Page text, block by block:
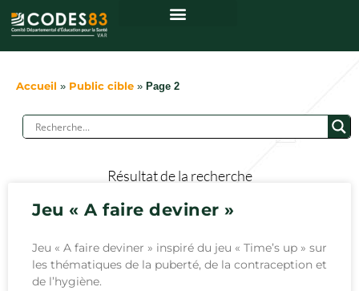
Accueil » Public cible » Page 2
Résultat de la recherche
Jeu « A faire deviner »
Jeu « A faire deviner » inspiré du jeu « Time’s up » sur
les thématiques de la puberté, de la contraception et
de l’hygiène.